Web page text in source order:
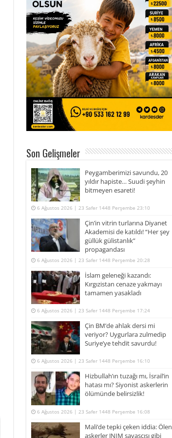
Son Gelişmeler
Peygamberimizi savundu, 20
yıldır hapiste… Suudi şeyhin
bitmeyen esareti!
6 Ağustos 2026 | 23 Safer 1448 Perşembe 23:10
Çin’in vitrin turlarına Diyanet
Akademisi de katıldı! “Her şey
güllük gülistanlık”
propagandası
6 Ağustos 2026 | 23 Safer 1448 Perşembe 20:28
İslam geleneği kazandı:
Kırgızistan cenaze yakmayı
tamamen yasakladı
6 Ağustos 2026 | 23 Safer 1448 Perşembe 17:24
Çin BM’de ahlak dersi mi
veriyor? Uygurlara zulmedip
Suriye’ye tehdit savurdu!
6 Ağustos 2026 | 23 Safer 1448 Perşembe 16:10
Hizbullah’ın tuzağı mı, İsrail’in
hatası mı? Siyonist askerlerin
ölümünde belirsizlik!
6 Ağustos 2026 | 23 Safer 1448 Perşembe 16:08
Mali’de tepki çeken iddia: Ölen
askerler JNIM savaşçısı gibi